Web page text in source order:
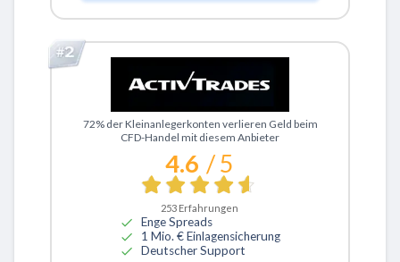
Zu ActivTrades
72% der Kleinanlegerkonten verlieren Geld beim
CFD-Handel mit diesem Anbieter
4.6 / 5
253 Erfahrungen
Enge Spreads
1 Mio. € Einlagensicherung
Deutscher Support